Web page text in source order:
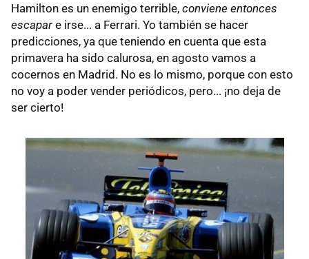
Hamilton es un enemigo terrible, conviene entonces
escapar e irse... a Ferrari. Yo también se hacer
predicciones, ya que teniendo en cuenta que esta
primavera ha sido calurosa, en agosto vamos a
cocernos en Madrid. No es lo mismo, porque con esto
no voy a poder vender periódicos, pero... ¡no deja de
ser cierto!